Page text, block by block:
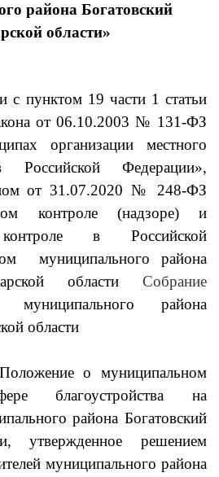
района Богатовский
области»
с пунктом 19 части 1 статьи
от 06.10.2003 № 131-ФЗ
организации местного
Российской Федерации»,
от 31.07.2020 № 248-ФЗ
контроле (надзоре) и
в Российской
муниципального района
области
Собрание
муниципального района
области
о муниципальном
благоустройства на
района Богатовский
утвержденное решением
муниципального района